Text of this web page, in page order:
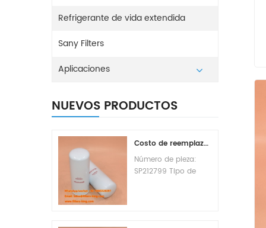
Refrigerante de vida extendida
Sany Filters
Aplicaciones
NUEVOS PRODUCTOS
Costo de reemplazo del filtro de combustible SP212799
Número de pieza:
SP212799 Tipo de